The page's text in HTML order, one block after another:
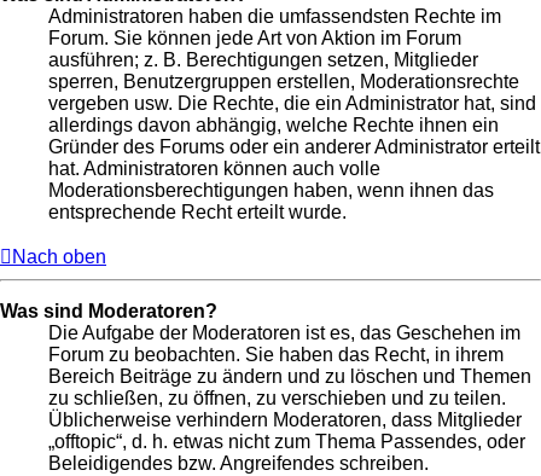
Administratoren haben die umfassendsten Rechte im
Forum. Sie können jede Art von Aktion im Forum
ausführen; z. B. Berechtigungen setzen, Mitglieder
sperren, Benutzergruppen erstellen, Moderationsrechte
vergeben usw. Die Rechte, die ein Administrator hat, sind
allerdings davon abhängig, welche Rechte ihnen ein
Gründer des Forums oder ein anderer Administrator erteilt
hat. Administratoren können auch volle
Moderationsberechtigungen haben, wenn ihnen das
entsprechende Recht erteilt wurde.
Nach oben
Was sind Moderatoren?
Die Aufgabe der Moderatoren ist es, das Geschehen im
Forum zu beobachten. Sie haben das Recht, in ihrem
Bereich Beiträge zu ändern und zu löschen und Themen
zu schließen, zu öffnen, zu verschieben und zu teilen.
Üblicherweise verhindern Moderatoren, dass Mitglieder
„offtopic“, d. h. etwas nicht zum Thema Passendes, oder
Beleidigendes bzw. Angreifendes schreiben.